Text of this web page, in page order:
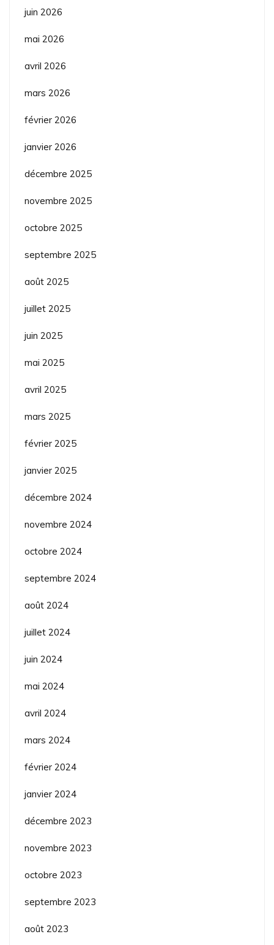
juin 2026
mai 2026
avril 2026
mars 2026
février 2026
janvier 2026
décembre 2025
novembre 2025
octobre 2025
septembre 2025
août 2025
juillet 2025
juin 2025
mai 2025
avril 2025
mars 2025
février 2025
janvier 2025
décembre 2024
novembre 2024
octobre 2024
septembre 2024
août 2024
juillet 2024
juin 2024
mai 2024
avril 2024
mars 2024
février 2024
janvier 2024
décembre 2023
novembre 2023
octobre 2023
septembre 2023
août 2023